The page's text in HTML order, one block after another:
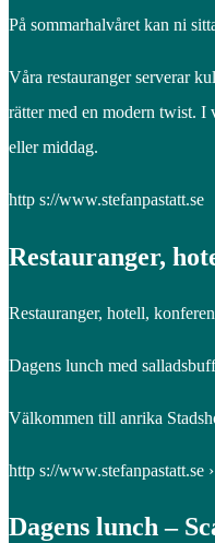
På sommarhalvåret kan ni
Våra restauranger serverar
rätter med en modern twist. I
eller middag.
http s://www.stefanpastatt.se
Restauranger,
Restauranger, hotell,
Dagens lunch med
Välkommen till anrika
http s://www.stefanpastatt.se
Dagens lunch –